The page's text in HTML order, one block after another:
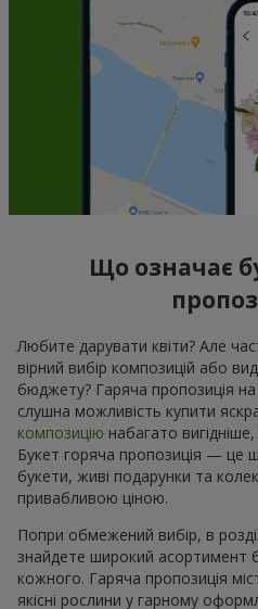
Що означає
Любите дарувати квіти? Але
вірний вибір композицій або
бюджету? Гаряча пропозиція
слушна можливість купити
композицію набагато
Букет горяча пропозиція — це
букети, живі подарунки та
привабливою ціною.
Попри обмежений вибір, в
знайдете широкий асортимент
кожного. Гаряча пропозиція
якісні рослини у гарному